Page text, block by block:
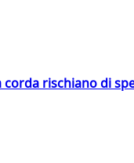
rischiano di